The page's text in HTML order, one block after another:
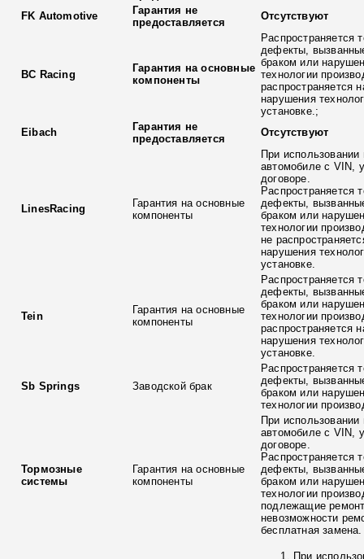
FK Automotive
Гарантия не
предоставляется
Отсутствуют
BC Racing
Гарантия на основные
компоненты
Распространяется
дефекты,
браком или
технологии
распространяется
нарушения
установке.;
Eibach
Гарантия не
предоставляется
Отсутствуют
LinesRacing
Гарантия на основные
компоненты
При использовании
автомобиле с VIN,
договоре.
Распространяется
дефекты,
браком или
технологии
не
нарушения
установке.
Tein
Гарантия на основные
компоненты
Распространяется
дефекты,
браком или
технологии
распространяется
нарушения
установке.
Sb Springs Заводской брак
Распространяется
дефекты,
браком или
технологии
Тормозные
системы
Гарантия на основные
компоненты
При использовании
автомобиле с VIN,
договоре.
Распространяется
дефекты,
браком или
технологии
подлежащие
невозможности
бесплатная замена.
При